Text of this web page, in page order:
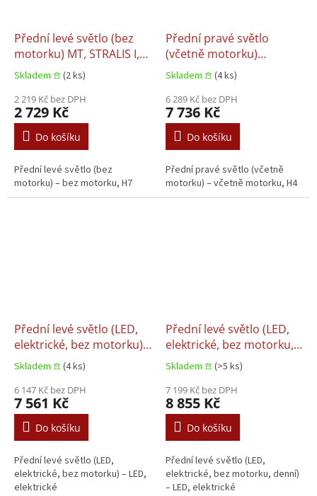
Přední levé světlo (bez
motorku) MT, STRALIS I,
TRAKKER I, TRAKKER II
Skladem 𖠿 (2 ks)
2 219 Kč bez DPH
2 729 Kč
Do košíku
Přední levé světlo (bez
motorku) – bez motorku, H7
Přední pravé světlo
(včetně motorku)
EUROCARGO I-III,
EUROSTAR, EUROTECH
MH, EUROTECH MP,
EUROTECH MT,
EUROTRAKKER 01.1991+
Skladem 𖠿 (4 ks)
6 289 Kč bez DPH
7 736 Kč
Do košíku
Přední pravé světlo (včetně
motorku) – včetně motorku, H4
Přední levé světlo (LED,
elektrické, bez motorku)
IVECO STRALIS II 09.2012+
Skladem 𖠿 (4 ks)
6 147 Kč bez DPH
7 561 Kč
Do košíku
Přední levé světlo (LED,
elektrické, bez motorku) – LED,
elektrické
Přední levé světlo (LED,
elektrické, bez motorku,
denní) VOLVO FL III
Skladem 𖠿 (>5 ks)
7 199 Kč bez DPH
8 855 Kč
Do košíku
Přední levé světlo (LED,
elektrické, bez motorku, denní)
– LED, elektrické